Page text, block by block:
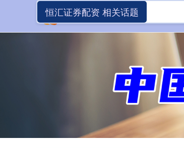
恒汇证券配资 相关话题